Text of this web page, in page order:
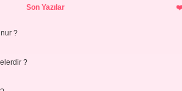
Son Yazılar
?
?